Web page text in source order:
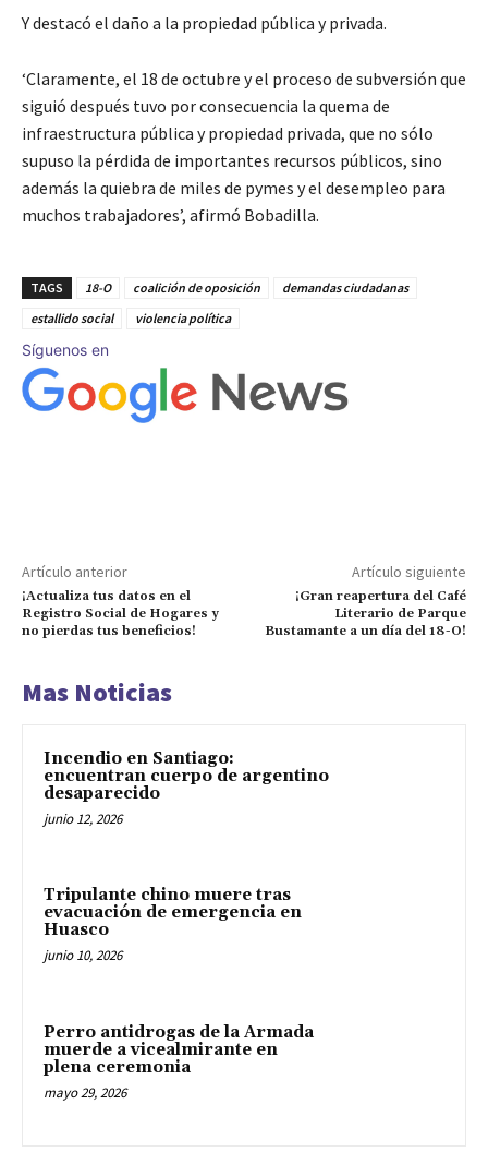
Y destacó el daño a la propiedad pública y privada.
‘Claramente, el 18 de octubre y el proceso de subversión que
siguió después tuvo por consecuencia la quema de
infraestructura pública y propiedad privada, que no sólo
supuso la pérdida de importantes recursos públicos, sino
además la quiebra de miles de pymes y el desempleo para
muchos trabajadores’, afirmó Bobadilla.
TAGS 18-O coalición de oposición
demandas ciudadanas
estallido social
violencia política
Síguenos en
Artículo anterior
¡Actualiza tus datos en el
Registro Social de Hogares y
no pierdas tus beneficios!
Artículo siguiente
¡Gran reapertura del Café
Literario de Parque
Bustamante a un día del 18-O!
Mas Noticias
Incendio en Santiago:
encuentran cuerpo de argentino
desaparecido
junio 12, 2026
Tripulante chino muere tras
evacuación de emergencia en
Huasco
junio 10, 2026
Perro antidrogas de la Armada
muerde a vicealmirante en
plena ceremonia
mayo 29, 2026